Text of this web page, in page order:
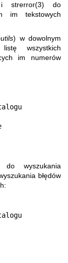
strerror(3) do
im tekstowych
) w dowolnym
wszystkich
im numerów
wyszukania
błędów